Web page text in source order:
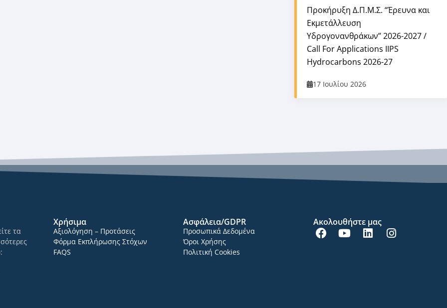
Προκήρυξη Δ.Π.Μ.Σ. “Έρευνα και
Εκμετάλλευση
Υδρογονανθράκων” 2026-2027 /
Call For Applications IIPS
Hydrocarbons 2026-27
17 Ιουλίου 2026
τα
:
Χρήσιμα
Αξιολόγηση – Προτάσεις
Φόρμα Εκπλήρωσης Στόχων
FAQS
Ασφάλεια/GDPR
Προσωπικά Δεδομένα
Όροι Χρήσης
Πολιτική Cookies
Ακολουθήστε μας